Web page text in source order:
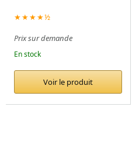
★★★★½
Prix sur demande
En stock
Voir le produit